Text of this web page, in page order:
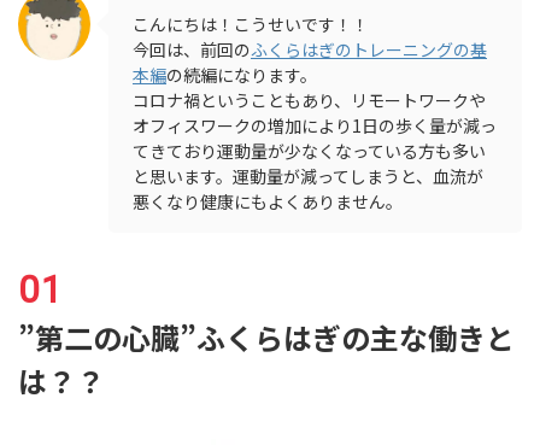
こんにちは！こうせいです！！
今回は、前回のふくらはぎのトレーニングの基
本編の続編になります。
コロナ禍ということもあり、リモートワークや
オフィスワークの増加により1日の歩く量が減っ
てきており運動量が少なくなっている方も多い
と思います。運動量が減ってしまうと、血流が
悪くなり健康にもよくありません。
”第二の心臓”ふくらはぎの主な働きと
は？？